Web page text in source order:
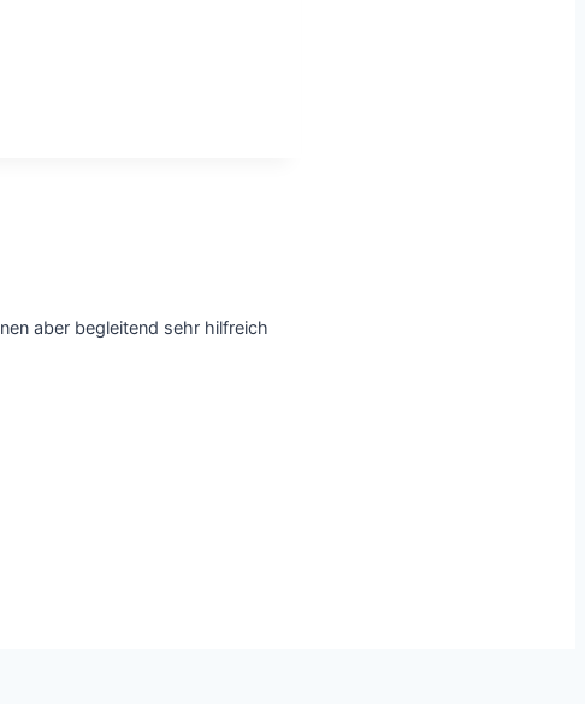
aber begleitend sehr hilfreich